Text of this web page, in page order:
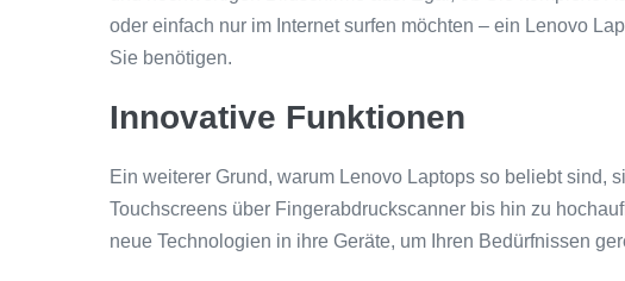
oder einfach nur im Internet surfen möchten – ein Lenovo
Sie benötigen.
Innovative Funktionen
Ein weiterer Grund, warum Lenovo Laptops so beliebt sind,
Touchscreens über Fingerabdruckscanner bis hin zu
neue Technologien in ihre Geräte, um Ihren Bedürfnissen